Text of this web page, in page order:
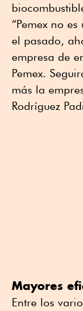
“Pemex no
el pasado,
empresa de
Pemex.
más la
Rodríguez
Mayores
Entre los